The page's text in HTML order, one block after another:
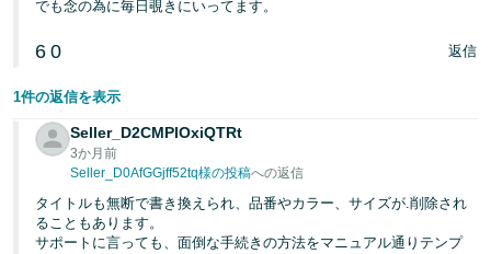
でも念の為に毎日覗きにいってます。
6 0 返信
1件の返信を表示
Seller_D2CMPIOxiQTRt
3か月前
Seller_D0AfGGjff52tq様の投稿への返信
タイトルも無断で書き換えられ、品番やカラー、サイズが.削除され
ることもあります。
サポートに言っても、面倒な手続きの方法をマニュアル通りテンプ